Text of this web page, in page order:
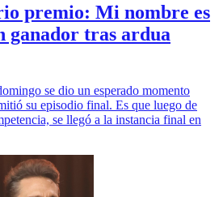
premio: Mi nombre es
ganador tras ardua
se dio un esperado momento
su episodio final. Es que luego de
se llegó a la instancia final en